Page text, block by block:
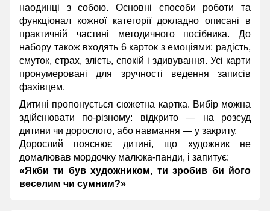
наодинці з собою. Основні способи роботи та
функціонал кожної категорії докладно описані в
практичній частині методичного посібника. До
набору також входять 6 карток з емоціями: радість,
смуток, страх, злість, спокій і здивування. Усі карти
пронумеровані для зручності ведення записів
фахівцем.
Дитині пропонується сюжетна картка. Вибір можна
здійснювати по-різному: відкрито — на розсуд
дитини чи дорослого, або навмання — у закриту.
Дорослий пояснює дитині, що художник не
домалював мордочку малюка-панди, і запитує:
«Якби ти був художником, ти зробив би його
веселим чи сумним?»